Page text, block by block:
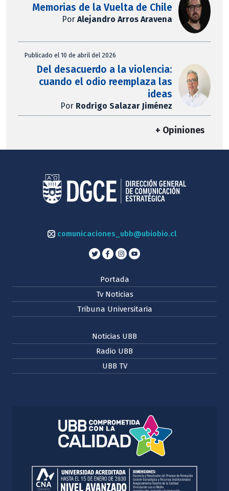
Memorias de la Vuelta de Chile
PorAlejandro Arros Aravena
Publicado el 10 de abril del 2026
Del desacuerdo a la violencia:
cuando el odio reemplaza las
ideas
Por Rodrigo Salazar Jiménez
+ Opiniones
comunicaciones_ubb@ubiobio.cl
Portada
Tv Noticias
Tribuna Universitaria
Noticias UBB
Radio UBB
UBB TV